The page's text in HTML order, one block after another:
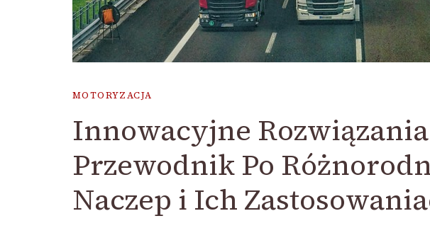
MOTORYZACJA
Innowacyjne
Przewodnik Po
Naczep i Ich